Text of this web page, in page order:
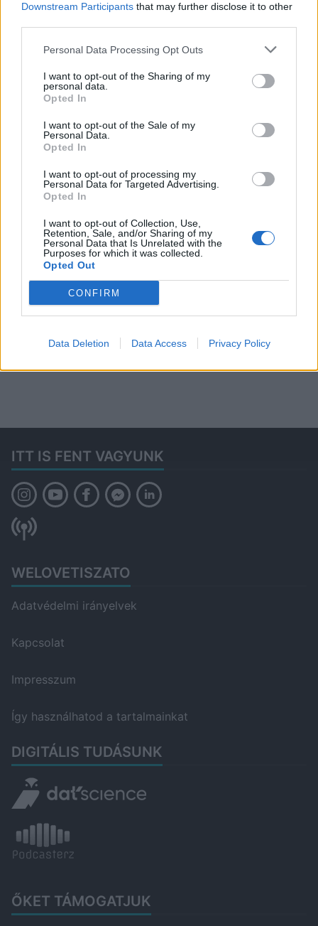
Downstream Participants that may further disclose it to other
Personal Data Processing Opt Outs
I want to opt-out of the Sharing of my
personal data.
Opted In
I want to opt-out of the Sale of my
Personal Data.
Opted In
I want to opt-out of processing my
Personal Data for Targeted Advertising.
Opted In
I want to opt-out of Collection, Use,
Retention, Sale, and/or Sharing of my
Personal Data that Is Unrelated with the
Purposes for which it was collected.
Opted Out
CONFIRM
Data Deletion Data Access Privacy Policy
Tündérrózsa Hajókikötő
elérhetőségek:
W:www.sarudikikoto.hu
E:tunderrozsahajokikoto@gmail.com
M: +36 20 969 0037
F:
www.facebook.com/tunderrozsahajoki
koto
kikötők:www.welovetiszato.hu/kikoto
k
ITT IS FENT VAGYUNK
WELOVETISZATO
Adatvédelmi irányelvek
Kapcsolat
Impresszum
Így használhatod a tartalmainkat
DIGITÁLIS TUDÁSUNK
ŐKET TÁMOGATJUK